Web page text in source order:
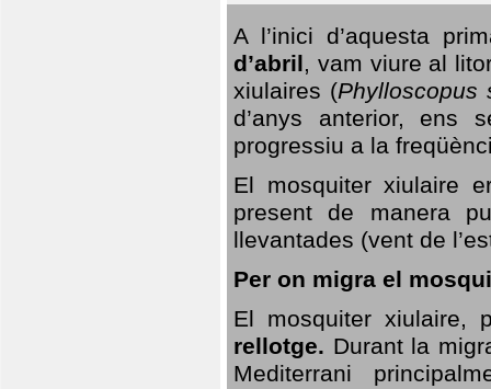
A l’inici d’aquesta
d’abril, vam viure al
xiulaires (Phylloscopus
d’anys anterior, ens
progressiu a la
El mosquiter xiulaire
present de manera
llevantades (vent de
Per on migra el
El mosquiter xiulaire,
rellotge. Durant la
Mediterrani